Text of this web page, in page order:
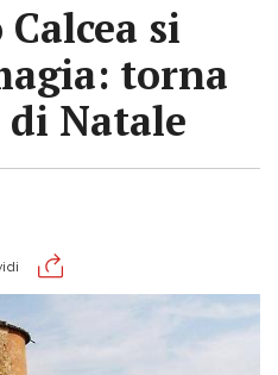
si
torna
Natale